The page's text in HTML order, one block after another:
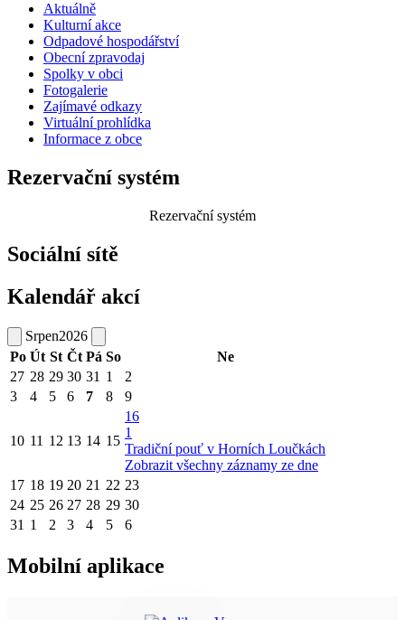
Aktuálně
Kulturní akce
Odpadové hospodářství
Obecní zpravodaj
Spolky v obci
Fotogalerie
Zajímavé odkazy
Virtuální prohlídka
Informace z obce
Rezervační systém
Rezervační systém
Sociální sítě
Kalendář akcí
Srpen2026
Po Út St Čt Pá So
Ne
27 28 29 30 31 1
2
3
4 5 6 7 8 9
10 11 12 13 14 15
16
1
Tradiční pouť v Horních Loučkách
Zobrazit všechny záznamy ze dne
17 18 19 20 21 22 23
24 25 26 27 28 29 30
31 1 2 3 4 5 6
Mobilní aplikace